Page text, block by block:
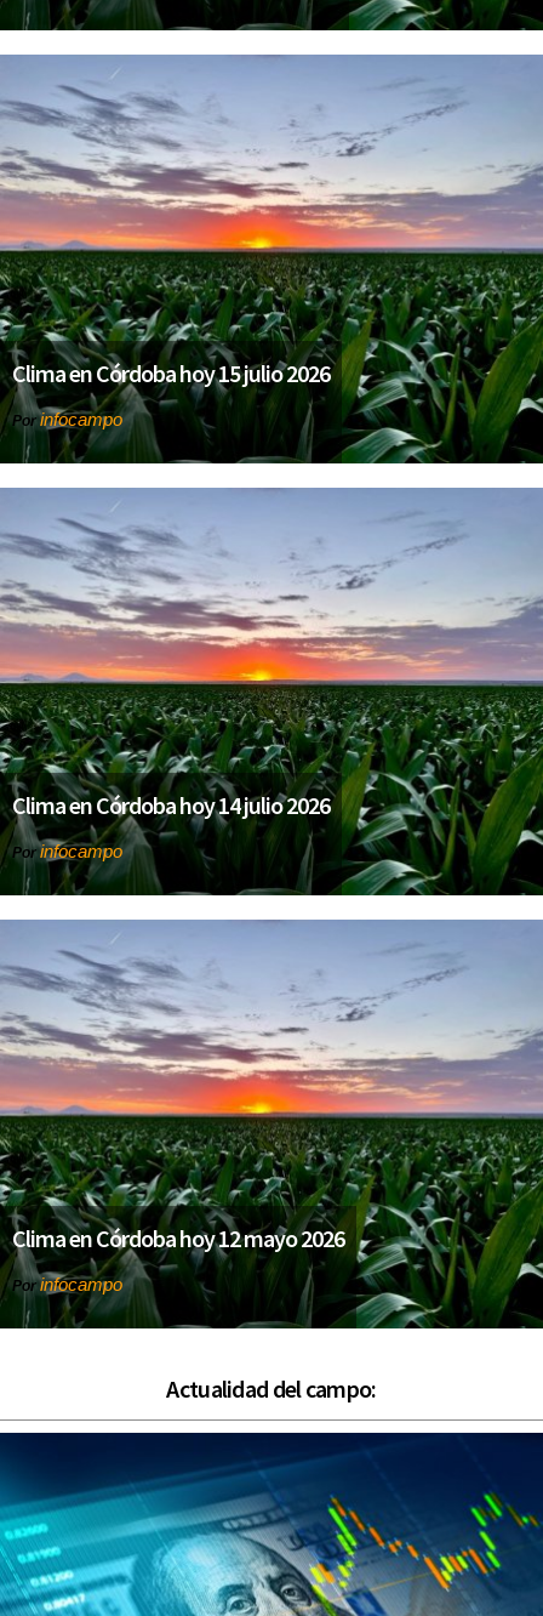
Clima en Córdoba hoy 15 julio 2026
Por infocampo
Clima en Córdoba hoy 14 julio 2026
Por infocampo
Clima en Córdoba hoy 12 mayo 2026
Por infocampo
Actualidad del campo: